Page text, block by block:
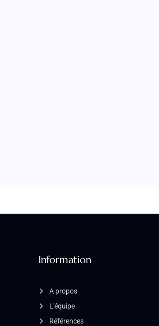
Information
A propos
L'équipe
Références